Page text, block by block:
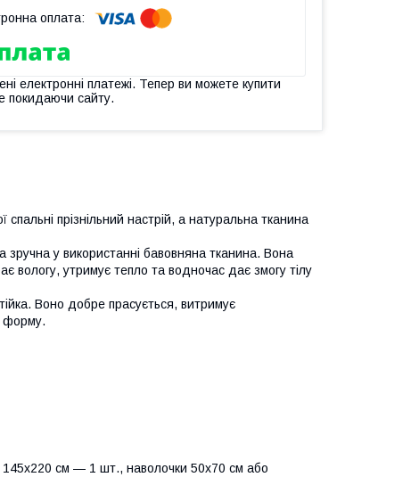
електронні платежі. Тепер ви можете купити
покидаючи сайту.
прізнільний настрій, а натуральна тканина
у використанні бавовняна тканина. Вона
вологу, утримує тепло та водночас дає змогу тілу
Воно добре прасується, витримує
форму.
см — 1 шт., наволочки 50х70 см або